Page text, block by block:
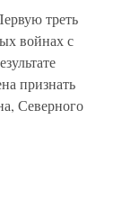
треть
войнах с
признать
Северного